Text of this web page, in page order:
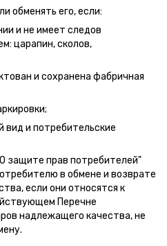
обменять его, если:
и не имеет следов
царапин, сколов,
и сохранена фабричная
вид и потребительские
защите прав потребителей"
в обмене и возврате
если они относятся к
Перечне
надлежащего качества, не